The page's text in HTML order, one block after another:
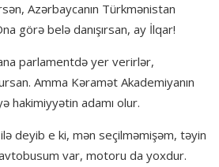
Azərbaycanın Türkmənistan
görə belə danışırsan, ay İlqar!
parlamentdə yer verirlər,
Amma Kəramət Akademiyanın
hakimiyyətin adamı olur.
deyib e ki, mən seçilməmişəm, təyin
var, motoru da yoxdur.